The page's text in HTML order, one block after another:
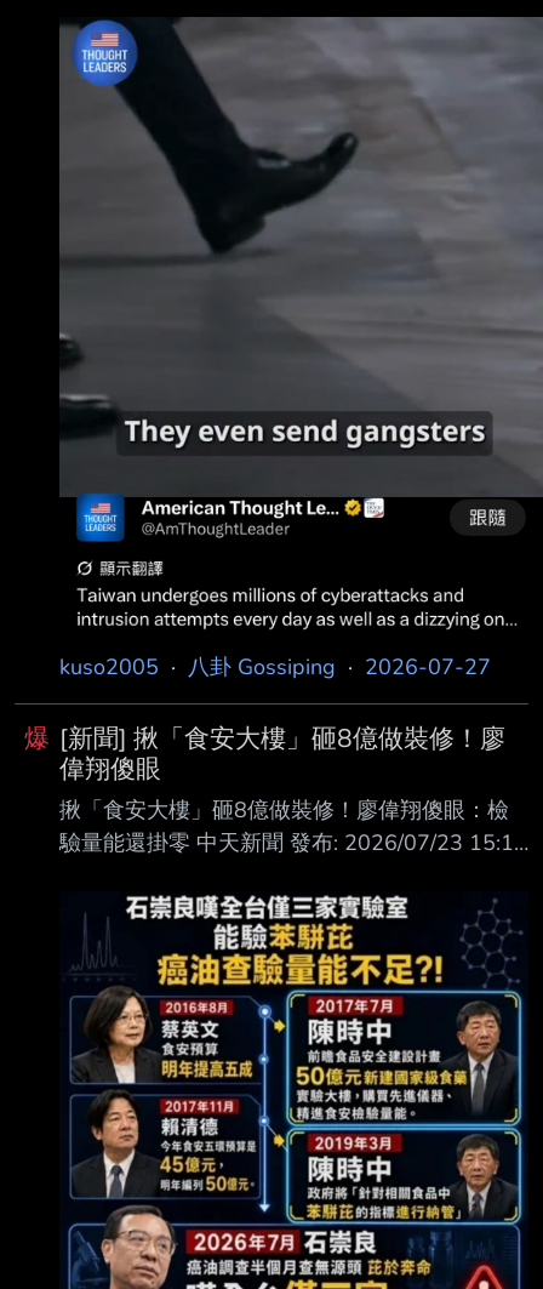
kuso2005 · 八卦 Gossiping · 2026-07-27
爆 [新聞] 揪「食安大樓」砸8億做裝修！廖
偉翔傻眼
揪「食安大樓」砸8億做裝修！廖偉翔傻眼：檢
驗量能還掛零 中天新聞 發布: 2026/07/23 15:14
委廖偉翔今天（23日）表示，前嘉義縣長張花冠
當年說 ，只要2億嘉義就有一棟食安大樓可以立
即啟用，但食藥署的「食品安全建設計畫」，目
前 已投入52億，今年又投入近8億整備機電和室
內裝修，檢驗量能卻掛零。 廖偉翔表示，行政院
長卓榮泰上任後核定的第一份公文，就是74億的
食品安全建設計畫。到 115年，食藥署總經費約
67億，其中編了8億辦食安建設。今年編列的這8